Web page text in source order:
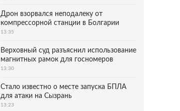
Дрон взорвался неподалеку от
компрессорной станции в Болгарии
13:35
Верховный суд разъяснил использование
магнитных рамок для госномеров
13:30
Стало известно о месте запуска БПЛА
для атаки на Сызрань
13:23